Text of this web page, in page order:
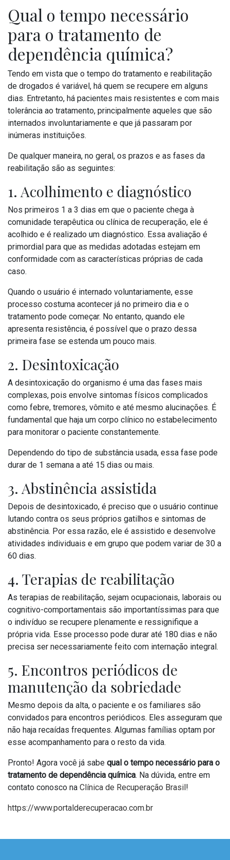
Qual o tempo necessário
para o tratamento de
dependência química?
Tendo em vista que o tempo do tratamento e reabilitação
de drogados é variável, há quem se recupere em alguns
dias. Entretanto, há pacientes mais resistentes e com mais
tolerância ao tratamento, principalmente aqueles que são
internados involuntariamente e que já passaram por
inúmeras instituições.
De qualquer maneira, no geral, os prazos e as fases da
reabilitação são as seguintes:
1. Acolhimento e diagnóstico
Nos primeiros 1 a 3 dias em que o paciente chega à
comunidade terapêutica ou clínica de recuperação, ele é
acolhido e é realizado um diagnóstico. Essa avaliação é
primordial para que as medidas adotadas estejam em
conformidade com as características próprias de cada
caso.
Quando o usuário é internado voluntariamente, esse
processo costuma acontecer já no primeiro dia e o
tratamento pode começar. No entanto, quando ele
apresenta resistência, é possível que o prazo dessa
primeira fase se estenda um pouco mais.
2. Desintoxicação
A desintoxicação do organismo é uma das fases mais
complexas, pois envolve sintomas físicos complicados
como febre, tremores, vômito e até mesmo alucinações. É
fundamental que haja um corpo clínico no estabelecimento
para monitorar o paciente constantemente.
Dependendo do tipo de substância usada, essa fase pode
durar de 1 semana a até 15 dias ou mais.
3. Abstinência assistida
Depois de desintoxicado, é preciso que o usuário continue
lutando contra os seus próprios gatilhos e sintomas de
abstinência. Por essa razão, ele é assistido e desenvolve
atividades individuais e em grupo que podem variar de 30 a
60 dias.
4. Terapias de reabilitação
As terapias de reabilitação, sejam ocupacionais, laborais ou
cognitivo-comportamentais são importantíssimas para que
o indivíduo se recupere plenamente e ressignifique a
própria vida. Esse processo pode durar até 180 dias e não
precisa ser necessariamente feito com internação integral.
5. Encontros periódicos de
manutenção da sobriedade
Mesmo depois da alta, o paciente e os familiares são
convidados para encontros periódicos. Eles asseguram que
não haja recaídas frequentes. Algumas famílias optam por
esse acompanhamento para o resto da vida.
Pronto! Agora você já sabe qual o tempo necessário para o
tratamento de dependência química. Na dúvida, entre em
contato conosco na Clínica de Recuperação Brasil !
https://www.portalderecuperacao.com.br